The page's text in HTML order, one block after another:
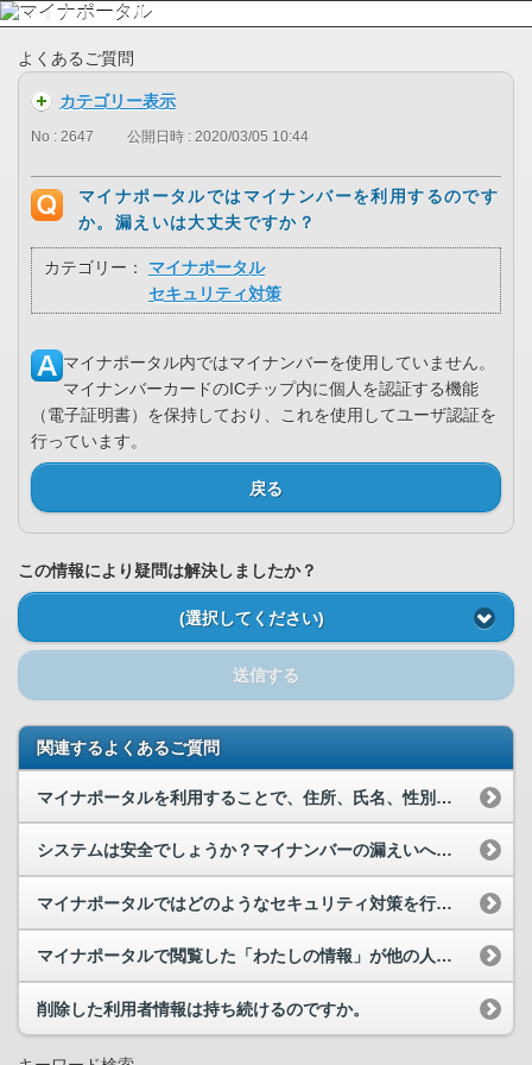
よくあるご質問
カテゴリー表示
No : 2647 公開日時 : 2020/03/05 10:44
マイナポータルではマイナンバーを利用するのです
か。漏えいは大丈夫ですか？
カテゴリー：
マイナポータル
セキュリティ対策
マイナポータル内ではマイナンバーを使用していません。
マイナンバーカードのICチップ内に個人を認証する機能
（電子証明書）を保持しており、これを使用してユーザ認証を
行っています。
戻る
この情報により疑問は解決しましたか？
(選択してください)
送信する
関連するよくあるご質問
マイナポータルを利用することで、住所、氏名、性別、生年月日などの情報が漏えいする可能性はありますか。
システムは安全でしょうか？マイナンバーの漏えいへの対策は大丈夫でしょうか？
マイナポータルではどのようなセキュリティ対策を行っていますか。
マイナポータルで閲覧した「わたしの情報」が他の人に見られる危険はありませんか。
削除した利用者情報は持ち続けるのですか。